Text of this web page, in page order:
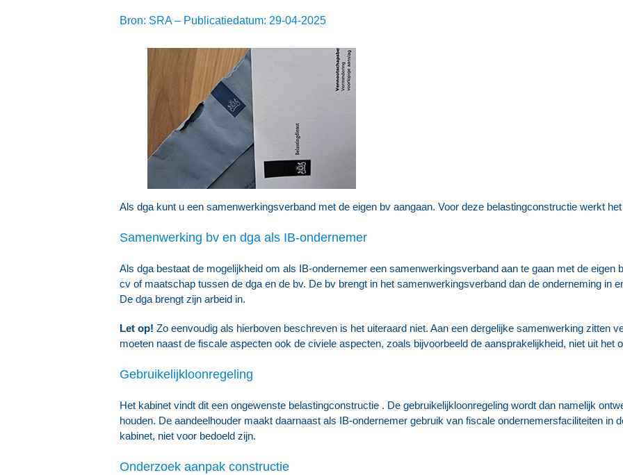
Bron: SRA – Publicatiedatum: 29-04-2025
Als dga kunt u een samenwerkingsverband met de eigen bv aangaan. Voor deze belastingconstructie werkt
Samenwerking bv en dga als IB-ondernemer
Als dga bestaat de mogelijkheid om als IB-ondernemer een samenwerkingsverband aan te gaan met de eigen
cv of maatschap tussen de dga en de bv. De bv brengt in het samenwerkingsverband dan de onderneming in
De dga brengt zijn arbeid in.
Let op! Zo eenvoudig als hierboven beschreven is het uiteraard niet. Aan een dergelijke samenwerking zitten
moeten naast de fiscale aspecten ook de civiele aspecten, zoals bijvoorbeeld de aansprakelijkheid, niet uit het
Gebruikelijkloonregeling
Het kabinet vindt dit een ongewenste belastingconstructie . De gebruikelijkloonregeling wordt dan namelijk
houden. De aandeelhouder maakt daarnaast als IB-ondernemer gebruik van fiscale ondernemersfaciliteiten in
kabinet, niet voor bedoeld zijn.
Onderzoek aanpak constructie